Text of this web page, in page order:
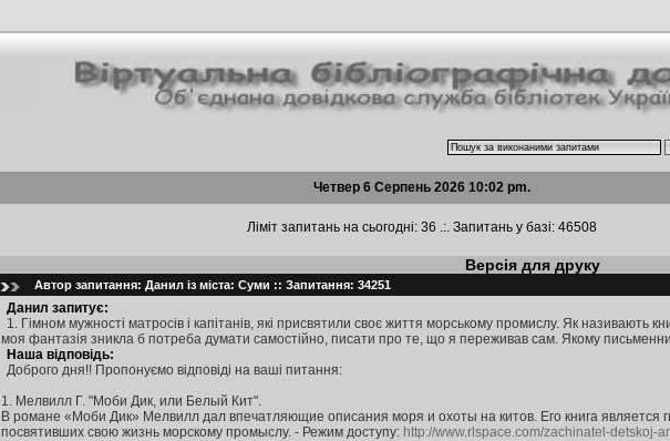
Четвер 6 Серпень 2026 10:02 pm.
Ліміт запитань на сьогодні: 36 .:. Запитань у базі: 46508
Версія для друку
Автор запитання: Данил із міста: Суми :: Запитання: 34251
Данил запитує:
1. Гімном мужності матросів і капітанів, які присвятили своє життя морському промислу. Як називають
моя фантазія зникла б потреба думати самостійно, писати про те, що я переживав сам. Якому
Наша відповідь:
Доброго дня!! Пропонуємо відповіді на ваші питання:
1. Мелвилл Г. "Моби Дик, или Белый Кит".
В романе «Моби Дик» Мелвилл дал впечатляющие описания моря и охоты на китов. Его книга является
посвятивших свою жизнь морскому промыслу. - Режим доступу: http://www.rlspace.com/zachinatel-detskoj-